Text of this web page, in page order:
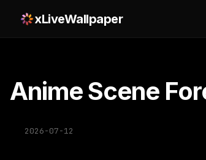
xLiveWallpaper
Anime Scene
2026-07-12